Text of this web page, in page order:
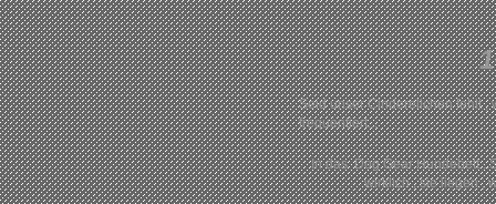
Seid unser Cinderellchen fehlt ,
frequentiert...
In das Dog Gear Hundebett
wirklich , sie liegen ,